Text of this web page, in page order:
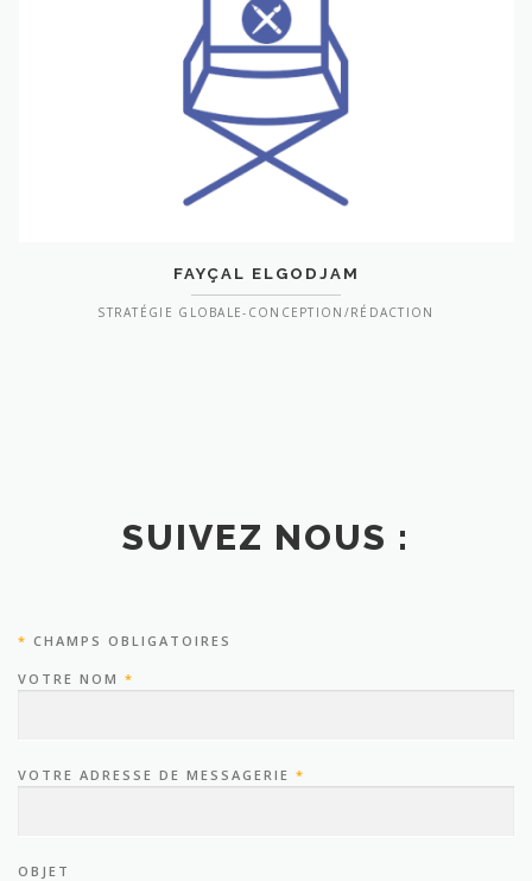
FAYÇAL ELGODJAM
STRATÉGIE GLOBALE-CONCEPTION/RÉDACTION
SUIVEZ NOUS :
* CHAMPS OBLIGATOIRES
VOTRE NOM *
VOTRE ADRESSE DE MESSAGERIE *
OBJET